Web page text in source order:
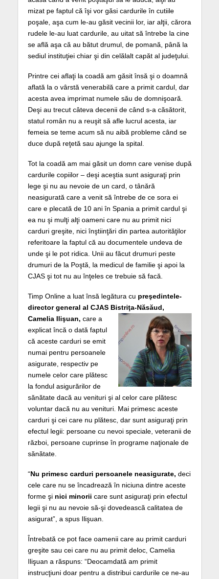
mizat pe faptul că îşi vor găsi cardurile în cutiile
poşale, aşa cum le-au găsit vecinii lor, iar alţii, cărora
rudele le-au luat cardurile, au uitat să întrebe la cine
se află aşa că au bătut drumul, de pomană, până la
sediul instituţiei chiar şi din celălalt capăt al judeţului.
Printre cei aflaţi la coadă am găsit însă şi o doamnă
aflată la o vârstă venerabilă care a primit cardul, dar
acesta avea imprimat numele său de domnişoară.
Deşi au trecut câteva decenii de când s-a căsătorit,
statul român nu a reuşit să afle lucrul acesta, iar
femeia se teme acum să nu aibă probleme când se
duce după reţetă sau ajunge la spital.
Tot la coadă am mai găsit un domn care venise după
cardurile copiilor – deşi aceştia sunt asiguraţi prin
lege şi nu au nevoie de un card, o tânără
neasigurată care a venit să întrebe de ce sora ei
care e plecată de 10 ani în Spania a primit cardul şi
ea nu şi mulţi alţi oameni care nu au primit nici
carduri greşite, nici înştiinţări din partea autorităţilor
referitoare la faptul că au documentele undeva de
unde şi le pot ridica. Unii au făcut drumuri peste
drumuri de la Poştă, la medicul de familie şi apoi la
CJAS şi tot nu au înţeles ce trebuie să facă.
Timp Online a luat însă legătura cu preşedintele-
director general al CJAS Bistriţa-Năsăud,
Camelia Ilişuan, care a
explicat încă o dată faptul
că aceste carduri se emit
numai pentru persoanele
asigurate, respectiv pe
numele celor care plătesc
la fondul asigurărilor de
sănătate dacă au venituri şi al celor care plătesc
voluntar dacă nu au venituri. Mai primesc aceste
carduri şi cei care nu plătesc, dar sunt asiguraţi prin
efectul legii: persoane cu nevoi speciale, veteranii de
război, persoane cuprinse în programe naţionale de
sănătate.
“Nu primesc carduri persoanele neasigurate, deci
cele care nu se încadrează în niciuna dintre aceste
forme şinici minorii care sunt asiguraţi prin efectul
legii şi nu au nevoie să-şi dovedească calitatea de
asigurat”, a spus Ilişuan.
Întrebată ce pot face oamenii care au primit carduri
greşite sau cei care nu au primit deloc, Camelia
Ilişuan a răspuns: “Deocamdată am primit
instrucţiuni doar pentru a distribui cardurile ce ne-au